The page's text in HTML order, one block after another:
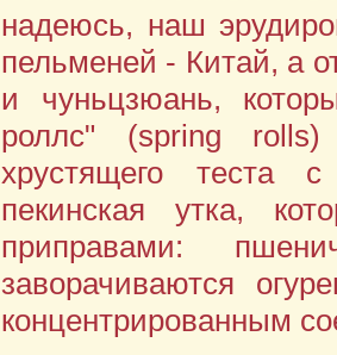
надеюсь, наш
пельменей - Китай, а
и чуньцзюань,
роллс" (spring
хрустящего теста
пекинская утка,
приправами:
заворачиваются
концентрированным